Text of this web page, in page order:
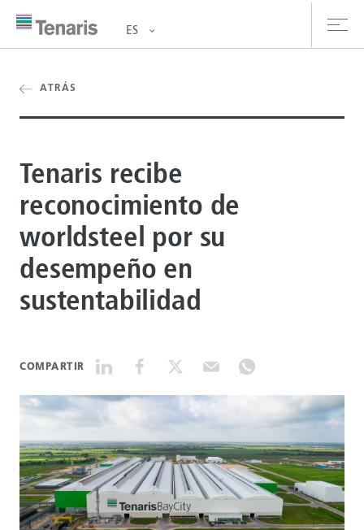
y Servicios
de prensa
DATASHEETS
SEARCH
ES
ATRÁS
Tenaris recibe
reconocimiento de
worldsteel por su
desempeño en
sustentabilidad
COMPARTIR